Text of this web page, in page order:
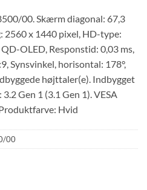
00. Skærm diagonal: 67,3
2560 x 1440 pixel, HD-type:
OLED, Responstid: 0,03 ms,
Synsvinkel, horisontal: 178°,
højttaler(e). Indbygget
Gen 1 (3.1 Gen 1). VESA
Hvid
00